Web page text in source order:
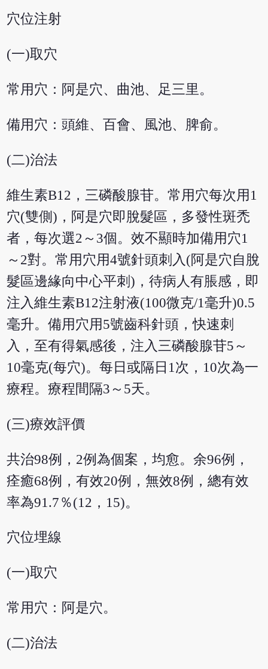
穴位注射
(一)取穴
常用穴：阿是穴、曲池、足三里。
備用穴：頭維、百會、風池、脾俞。
(二)治法
維生素B12，三磷酸腺苷。常用穴每次用1
穴(雙側)，阿是穴即脫髮區，多發性斑禿
者，每次選2～3個。效不顯時加備用穴1
～2對。常用穴用4號針頭刺入(阿是穴自脫
髮區邊緣向中心平刺)，待病人有脹感，即
注入維生素B12注射液(100微克/1毫升)0.5
毫升。備用穴用5號齒科針頭，快速刺
入，至有得氣感後，注入三磷酸腺苷5～
10毫克(每穴)。每日或隔日1次，10次為一
療程。療程間隔3～5天。
(三)療效評價
共治98例，2例為個案，均愈。余96例，
痊癒68例，有效20例，無效8例，總有效
率為91.7％(12，15)。
穴位埋線
(一)取穴
常用穴：阿是穴。
(二)治法